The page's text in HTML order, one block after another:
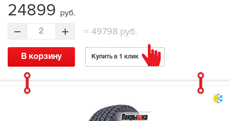
24899 руб.
2 = 49798 руб.
В корзину Купить в 1 клик